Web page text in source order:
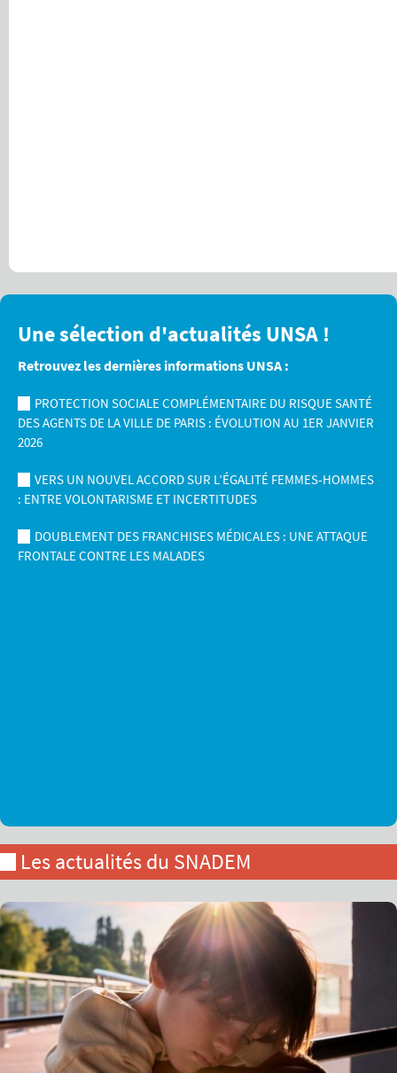
Une sélection d'actualités UNSA !
Retrouvez les dernières informations UNSA :
PROTECTION SOCIALE COMPLÉMENTAIRE DU RISQUE SANTÉ
DES AGENTS DE LA VILLE DE PARIS : ÉVOLUTION AU 1ER JANVIER
2026
VERS UN NOUVEL ACCORD SUR L’ÉGALITÉ FEMMES-HOMMES
: ENTRE VOLONTARISME ET INCERTITUDES
DOUBLEMENT DES FRANCHISES MÉDICALES : UNE ATTAQUE
FRONTALE CONTRE LES MALADES
Les actualités du SNADEM